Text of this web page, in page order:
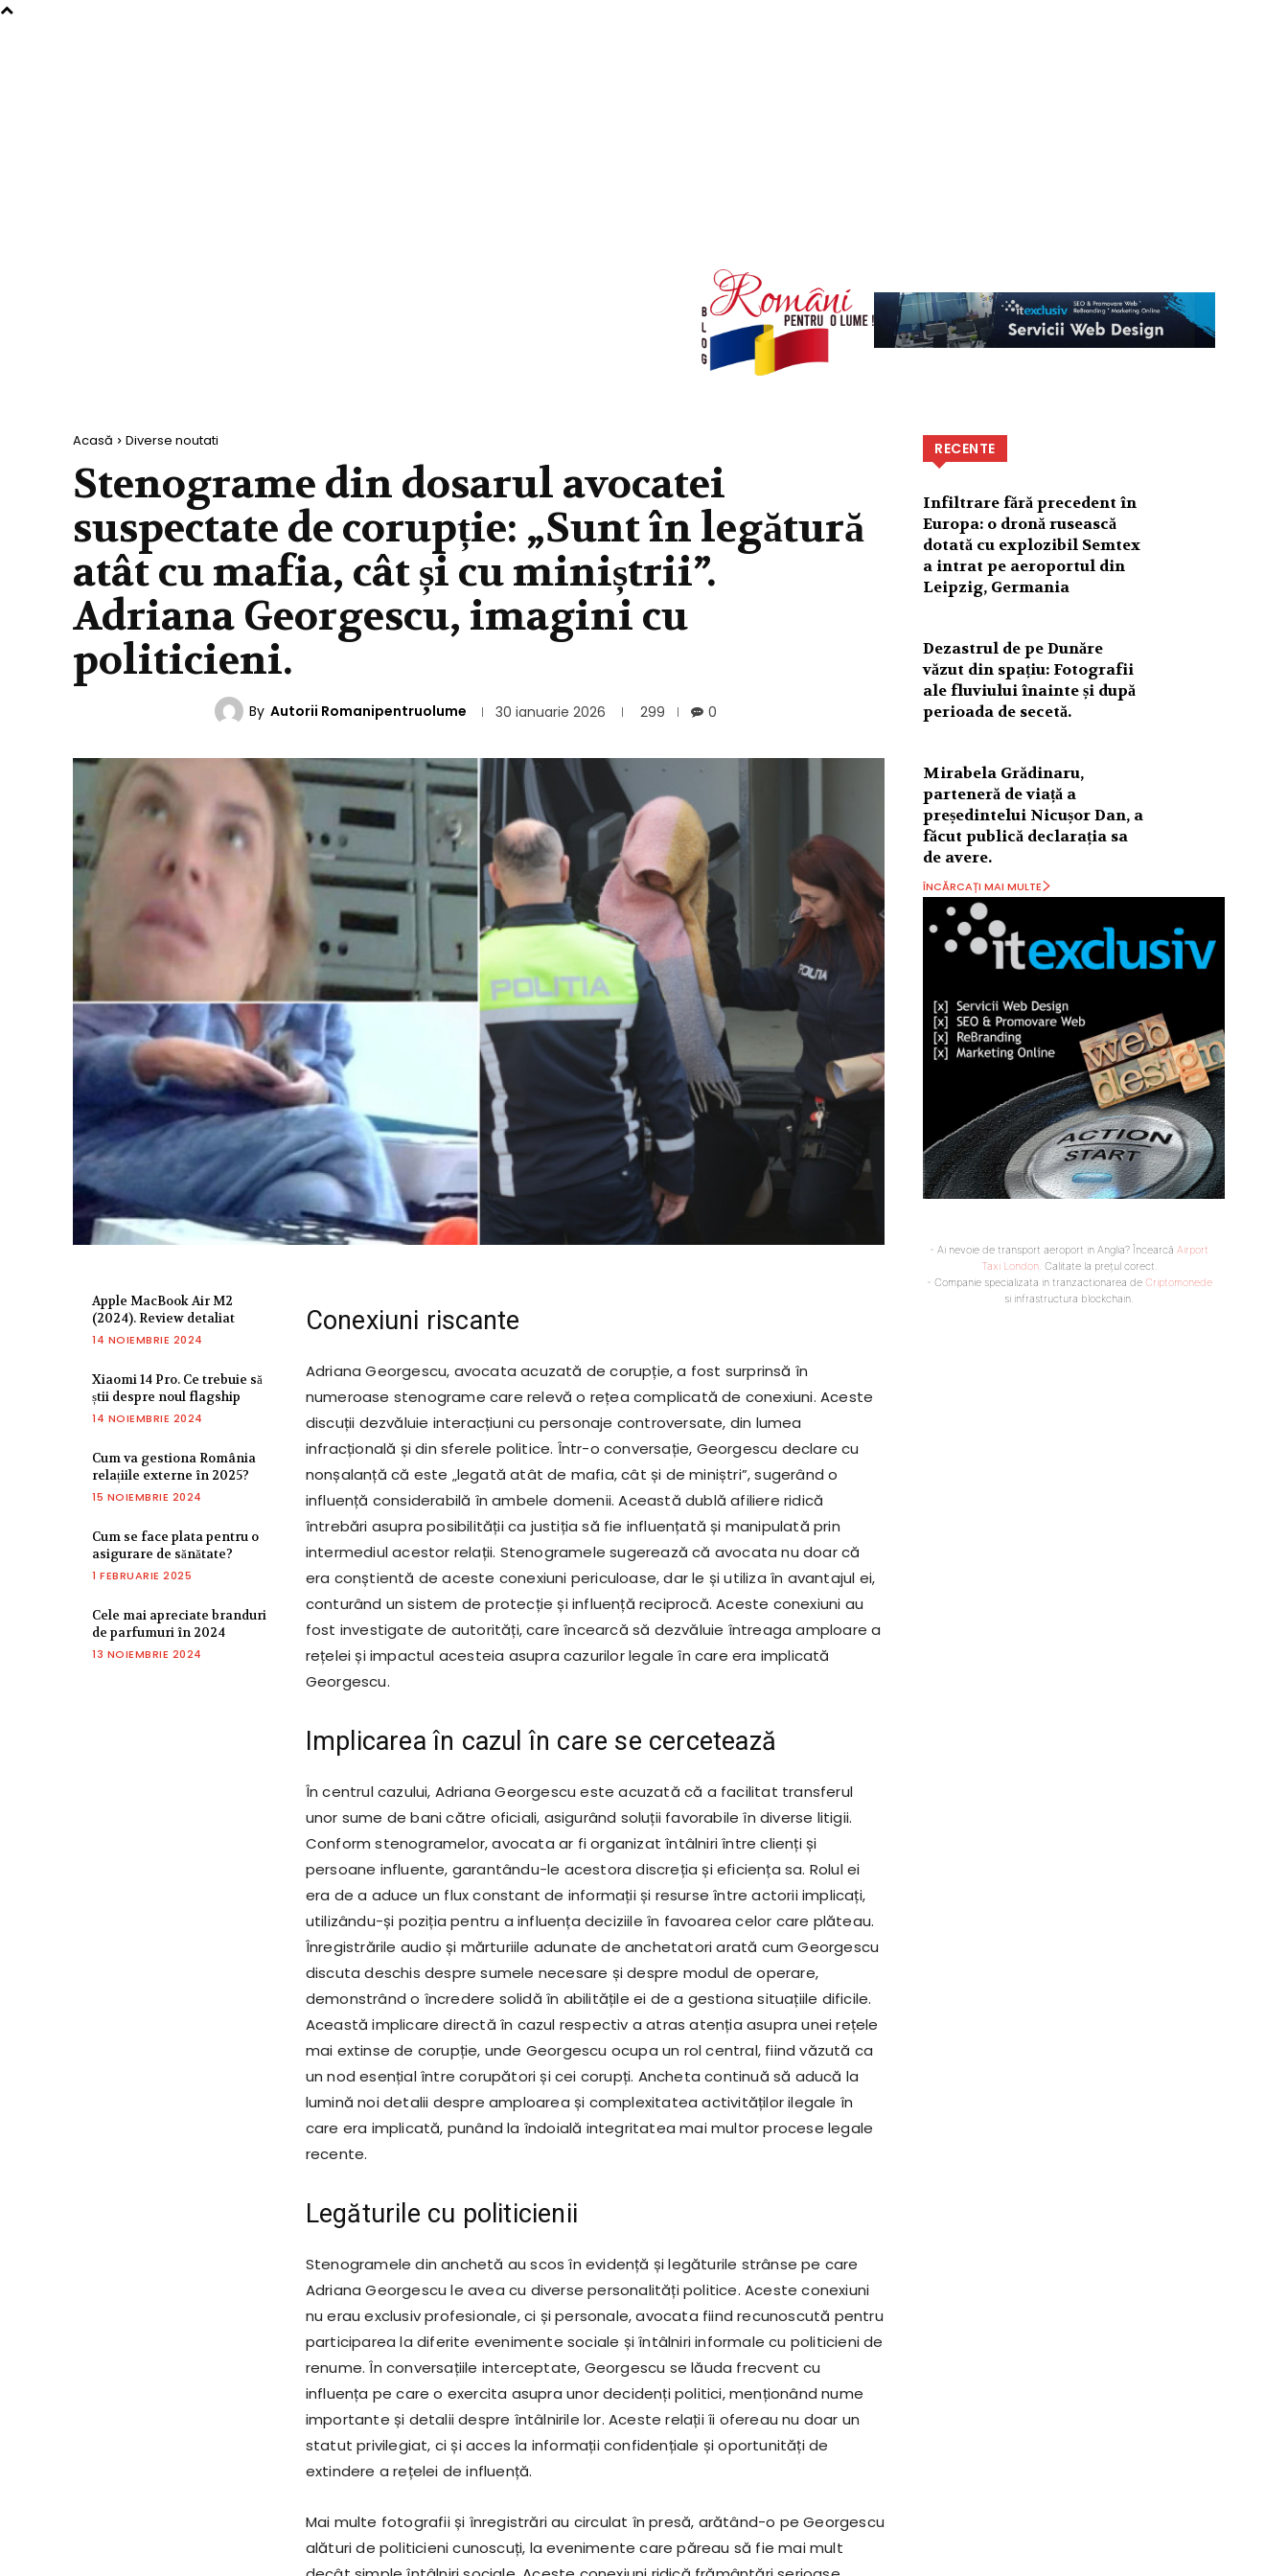
Acasă Diverse noutati
Stenograme din dosarul avocatei
suspectate de corupție: „Sunt în legătură
atât cu mafia, cât și cu miniștrii”.
Adriana Georgescu, imagini cu
politicieni.
By Autorii Romanipentruolume 30 ianuarie 2026 299 0
Apple MacBook Air M2
(2024). Review detaliat
14 NOIEMBRIE 2024
Xiaomi 14 Pro. Ce trebuie să
știi despre noul flagship
14 NOIEMBRIE 2024
Cum va gestiona România
relațiile externe în 2025?
15 NOIEMBRIE 2024
Cum se face plata pentru o
asigurare de sănătate?
1 FEBRUARIE 2025
Cele mai apreciate branduri
de parfumuri în 2024
13 NOIEMBRIE 2024
Conexiuni riscante
Adriana Georgescu, avocata acuzată de corupție, a fost surprinsă în
numeroase stenograme care relevă o rețea complicată de conexiuni. Aceste
discuții dezvăluie interacțiuni cu personaje controversate, din lumea
infracțională și din sferele politice. Într-o conversație, Georgescu declare cu
nonșalanță că este „legată atât de mafia, cât și de miniștri”, sugerând o
influență considerabilă în ambele domenii. Această dublă afiliere ridică
întrebări asupra posibilității ca justiția să fie influențată și manipulată prin
intermediul acestor relații. Stenogramele sugerează că avocata nu doar că
era conștientă de aceste conexiuni periculoase, dar le și utiliza în avantajul ei,
conturând un sistem de protecție și influență reciprocă. Aceste conexiuni au
fost investigate de autorități, care încearcă să dezvăluie întreaga amploare a
rețelei și impactul acesteia asupra cazurilor legale în care era implicată
Georgescu.
Implicarea în cazul în care se cercetează
În centrul cazului, Adriana Georgescu este acuzată că a facilitat transferul
unor sume de bani către oficiali, asigurând soluții favorabile în diverse litigii.
Conform stenogramelor, avocata ar fi organizat întâlniri între clienți și
persoane influente, garantându-le acestora discreția și eficiența sa. Rolul ei
era de a aduce un flux constant de informații și resurse între actorii implicați,
utilizându-și poziția pentru a influența deciziile în favoarea celor care plăteau.
Înregistrările audio și mărturiile adunate de anchetatori arată cum Georgescu
discuta deschis despre sumele necesare și despre modul de operare,
demonstrând o încredere solidă în abilitățile ei de a gestiona situațiile dificile.
Această implicare directă în cazul respectiv a atras atenția asupra unei rețele
mai extinse de corupție, unde Georgescu ocupa un rol central, fiind văzută ca
un nod esențial între corupători și cei corupți. Ancheta continuă să aducă la
lumină noi detalii despre amploarea și complexitatea activităților ilegale în
care era implicată, punând la îndoială integritatea mai multor procese legale
recente.
Legăturile cu politicienii
Stenogramele din anchetă au scos în evidență și legăturile strânse pe care
Adriana Georgescu le avea cu diverse personalități politice. Aceste conexiuni
nu erau exclusiv profesionale, ci și personale, avocata fiind recunoscută pentru
participarea la diferite evenimente sociale și întâlniri informale cu politicieni de
renume. În conversațiile interceptate, Georgescu se lăuda frecvent cu
influența pe care o exercita asupra unor decidenți politici, menționând nume
importante și detalii despre întâlnirile lor. Aceste relații îi ofereau nu doar un
statut privilegiat, ci și acces la informații confidențiale și oportunități de
extindere a rețelei de influență.
Mai multe fotografii și înregistrări au circulat în presă, arătând-o pe Georgescu
alături de politicieni cunoscuți, la evenimente care păreau să fie mai mult
RECENTE
Infiltrare fără precedent în
Europa: o dronă rusească
dotată cu explozibil Semtex
a intrat pe aeroportul din
Leipzig, Germania
Dezastrul de pe Dunăre
văzut din spațiu: Fotografii
ale fluviului înainte și după
perioada de secetă.
Mirabela Grădinaru,
parteneră de viață a
președintelui Nicușor Dan, a
făcut publică declarația sa
de avere.
ÎNCĂRCAȚI MAI MULTE
- Ai nevoie de transport aeroport in Anglia? Încearcă Airport
Taxi London. Calitate la prețul corect.
- Companie specializata in tranzactionarea de Criptomonede
si infrastructura blockchain.